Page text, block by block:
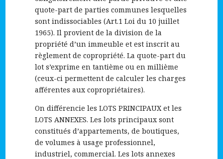
quote-part de parties communes lesquelles
sont indissociables (Art.1 Loi du 10 juillet
1965). Il provient de la division de la
propriété d’un immeuble et est inscrit au
règlement de copropriété. La quote-part du
lot s’exprime en tantième ou en millième
(ceux-ci permettent de calculer les charges
afférentes aux copropriétaires).
On différencie les LOTS PRINCIPAUX et les
LOTS ANNEXES. Les lots principaux sont
constitués d’appartements, de boutiques,
de volumes à usage professionnel,
industriel, commercial. Les lots annexes